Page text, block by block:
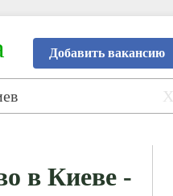
Добавить вакансию
X
в Киеве -